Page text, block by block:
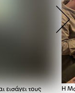
εισάγει τους
Η